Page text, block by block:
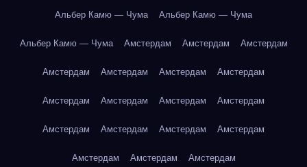
Альбер Камю — Чума Альбер Камю — Чума
Альбер Камю — Чума Амстердам Амстердам Амстердам
Амстердам Амстердам Амстердам Амстердам
Амстердам Амстердам Амстердам Амстердам
Амстердам Амстердам Амстердам Амстердам
Амстердам Амстердам Амстердам